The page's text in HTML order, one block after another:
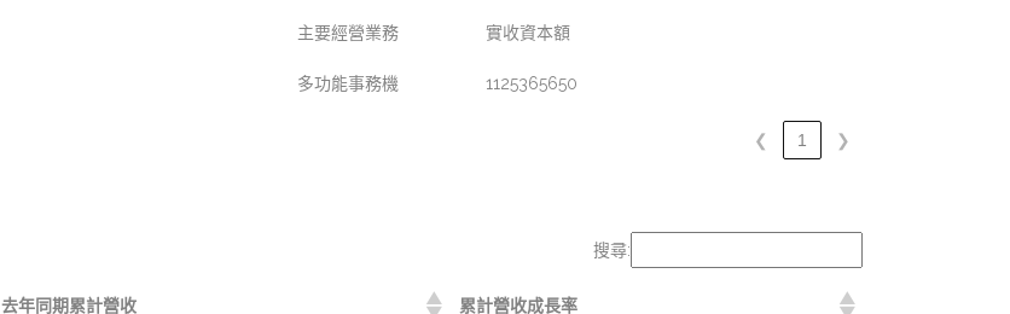
主要經營業務 實收資本額
多功能事務機 1125365650
❮ 1 ❯
搜尋:
去年同期累計營收 累計營收成長率